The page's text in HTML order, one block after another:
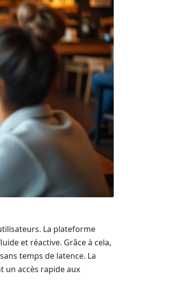
La plateforme
et réactive. Grâce à cela,
temps de latence. La
un accès rapide aux